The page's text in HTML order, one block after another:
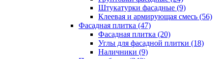
Штукатурки фасадные (9)
Клеевая и армирующая смесь (56)
Фасадная плитка (47)
Фасадная плитка (20)
Углы для фасадной плитки (18)
Наличники (9)